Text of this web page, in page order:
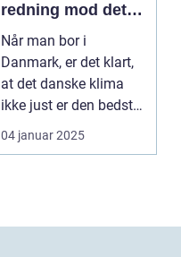
redning mod det
danske klima
Når man bor i
Danmark, er det klart,
at det danske klima
ikke just er den bedste
ven for bilen...
04 januar 2025